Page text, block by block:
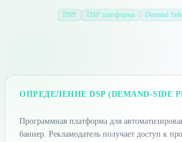
DSP DSP платформа Demand
ОПРЕДЕЛЕНИЕ DSP (DEMAND-SIDE
Программная платформа для
баннер. Рекламодатель получает доступ к